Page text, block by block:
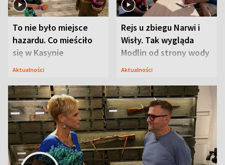
To nie było miejsce
hazardu. Co mieściło
się w Kasynie
Oficerskim?
Aktualności
Rejs u zbiegu Narwi i
Wisły. Tak wygląda
Modlin od strony wody
Aktualności